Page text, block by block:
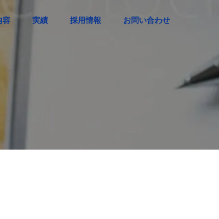
容 実績 採用情報 お問い合わせ